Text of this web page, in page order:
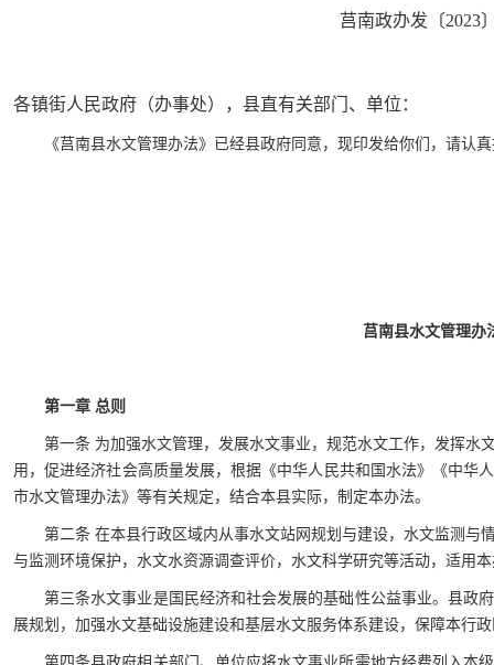
莒南政办发〔2023
各镇街人民政府（办事处），县直有关部门、单位：
《莒南县水文管理办法》已经县政府同意，现印发给你们，请认
莒南县水文管理办
第一章 总则
第一条 为加强水文管理，发展水文事业，规范水文工作，发挥水
用，促进经济社会高质量发展，根据《中华人民共和国水法》《中华
市水文管理办法》等有关规定，结合本县实际，制定本办法。
第二条 在本县行政区域内从事水文站网规划与建设，水文监测与
与监测环境保护，水文水资源调查评价，水文科学研究等活动，适用
第三条水文事业是国民经济和社会发展的基础性公益事业。县政
展规划，加强水文基础设施建设和基层水文服务体系建设，保障本行
第四条县政府相关部门、单位应将水文事业所需地方经费列入本